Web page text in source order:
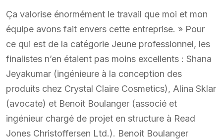
Ça valorise énormément le travail que moi et mon
équipe avons fait envers cette entreprise. » Pour
ce qui est de la catégorie Jeune professionnel, les
finalistes n’en étaient pas moins excellents : Shana
Jeyakumar (ingénieure à la conception des
produits chez Crystal Claire Cosmetics), Alina Sklar
(avocate) et Benoit Boulanger (associé et
ingénieur chargé de projet en structure à Read
Jones Christoffersen Ltd.). Benoit Boulanger